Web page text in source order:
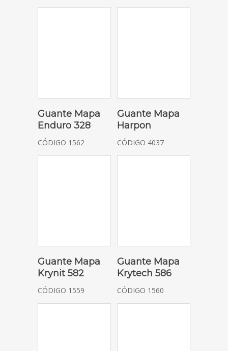
SOLICITAR COTIZACIÓN
Guante Mapa
Enduro 328
CÓDIGO 1562
SOLICITAR COTIZACIÓN
Guante Mapa
Harpon
CÓDIGO 4037
SOLICITAR COTIZACIÓN
Guante Mapa
Krynit 582
CÓDIGO 1559
SOLICITAR COTIZACIÓN
Guante Mapa
Krytech 586
CÓDIGO 1560